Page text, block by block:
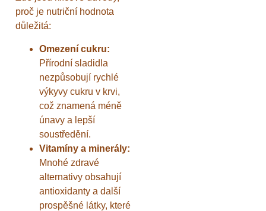
proč je nutriční hodnota
důležitá:
Omezení cukru:
Přírodní sladidla
nezpůsobují rychlé
výkyvy cukru v krvi,
což znamená méně
únavy a lepší
soustředění.
Vitamíny a minerály:
Mnohé zdravé
alternativy obsahují
antioxidanty a další
prospěšné látky, které